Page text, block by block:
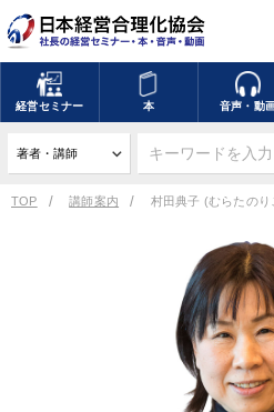
経営セミナー 本 音声・動
TOP 講師案内 村田典子 (むらたのり